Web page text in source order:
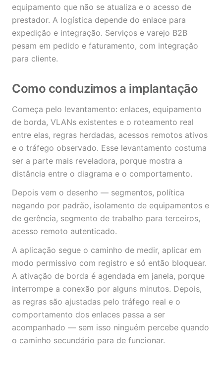
equipamento que não se atualiza e o acesso de
prestador. A logística depende do enlace para
expedição e integração. Serviços e varejo B2B
pesam em pedido e faturamento, com integração
para cliente.
Como conduzimos a implantação
Começa pelo levantamento: enlaces, equipamento
de borda, VLANs existentes e o roteamento real
entre elas, regras herdadas, acessos remotos ativos
e o tráfego observado. Esse levantamento costuma
ser a parte mais reveladora, porque mostra a
distância entre o diagrama e o comportamento.
Depois vem o desenho — segmentos, política
negando por padrão, isolamento de equipamentos e
de gerência, segmento de trabalho para terceiros,
acesso remoto autenticado.
A aplicação segue o caminho de medir, aplicar em
modo permissivo com registro e só então bloquear.
A ativação de borda é agendada em janela, porque
interrompe a conexão por alguns minutos. Depois,
as regras são ajustadas pelo tráfego real e o
comportamento dos enlaces passa a ser
acompanhado — sem isso ninguém percebe quando
o caminho secundário para de funcionar.